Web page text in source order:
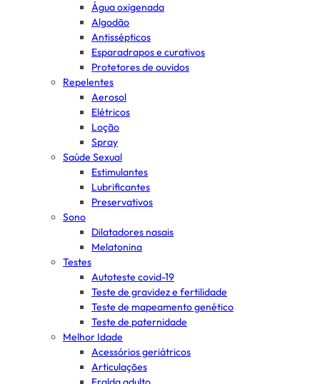
Água oxigenada
Algodão
Antissépticos
Esparadrapos e curativos
Protetores de ouvidos
Repelentes
Aerosol
Elétricos
Loção
Spray
Saúde Sexual
Estimulantes
Lubrificantes
Preservativos
Sono
Dilatadores nasais
Melatonina
Testes
Autoteste covid-19
Teste de gravidez e fertilidade
Teste de mapeamento genético
Teste de paternidade
Melhor Idade
Acessórios geriátricos
Articulações